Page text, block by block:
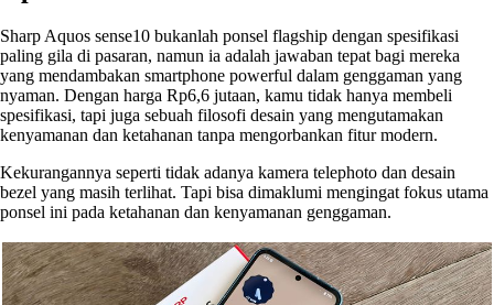
Sharp Aquos sense10 bukanlah ponsel flagship dengan spesifikasi
paling gila di pasaran, namun ia adalah jawaban tepat bagi mereka
yang mendambakan smartphone powerful dalam genggaman yang
nyaman. Dengan harga Rp6,6 jutaan, kamu tidak hanya membeli
spesifikasi, tapi juga sebuah filosofi desain yang mengutamakan
kenyamanan dan ketahanan tanpa mengorbankan fitur modern.
Kekurangannya seperti tidak adanya kamera telephoto dan desain
bezel yang masih terlihat. Tapi bisa dimaklumi mengingat fokus utama
ponsel ini pada ketahanan dan kenyamanan genggaman.